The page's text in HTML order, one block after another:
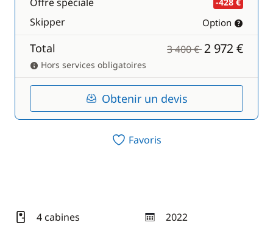
Skipper Option
Total 3 400 €2 972 €
Hors services obligatoires
Obtenir un devis
Favoris
4 cabines 2022
année